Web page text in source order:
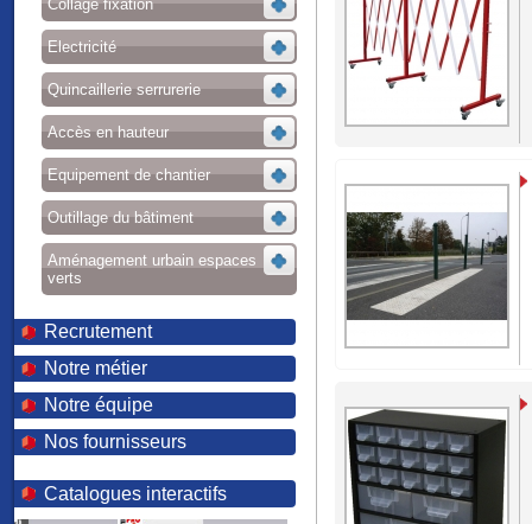
Collage fixation
Electricité
Quincaillerie serrurerie
Accès en hauteur
Equipement de chantier
Outillage du bâtiment
Aménagement urbain espaces
verts
Recrutement
Notre métier
Notre équipe
Nos fournisseurs
Catalogues interactifs